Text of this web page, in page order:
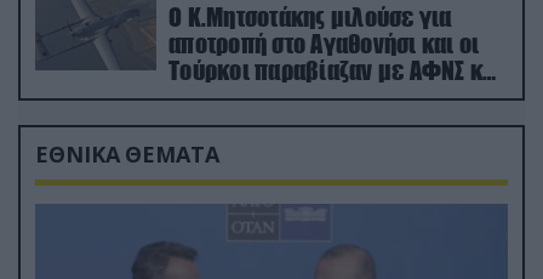
Ο Κ.Μητσοτάκης μιλούσε για
αποτροπή στο Αγαθονήσι και οι
Τούρκοι παραβίαζαν με ΑΦΝΣ και
drone
ΕΘΝΙΚΑ ΘΕΜΑΤΑ